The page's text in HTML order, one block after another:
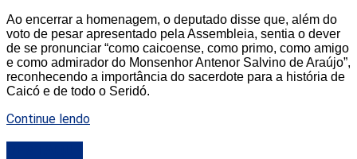
Ao encerrar a homenagem, o deputado disse que, além do
voto de pesar apresentado pela Assembleia, sentia o dever
de se pronunciar “como caicoense, como primo, como amigo
e como admirador do Monsenhor Antenor Salvino de Araújo”,
reconhecendo a importância do sacerdote para a história de
Caicó e de todo o Seridó.
Continue lendo